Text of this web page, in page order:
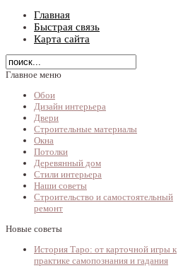
Главная
Быстрая связь
Карта сайта
Главное меню
Обои
Дизайн интерьера
Двери
Строительные материалы
Окна
Потолки
Деревянный дом
Стили интерьера
Наши советы
Строительство и самостоятельный
ремонт
Новые советы
История Таро: от карточной игры к
практике самопознания и гадания